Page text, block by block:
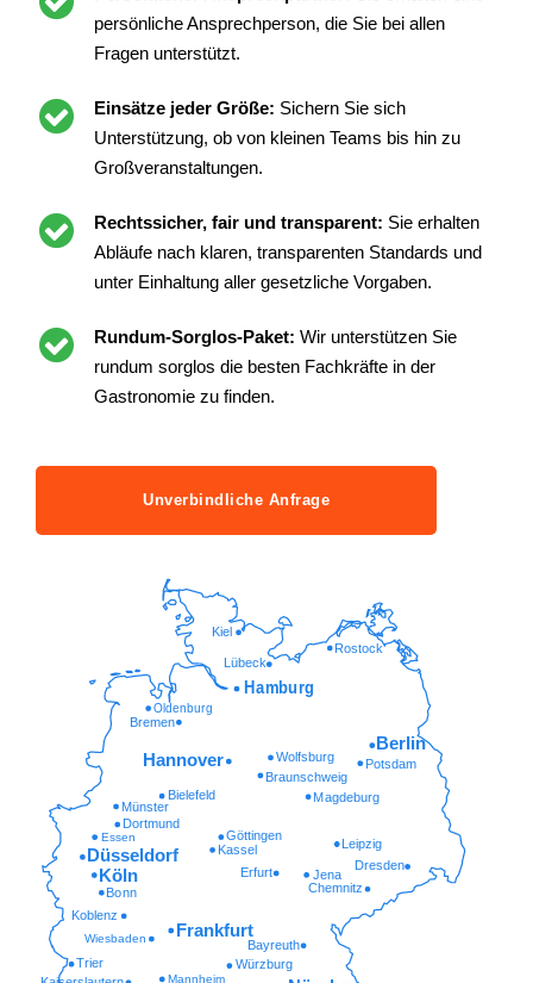
persönliche Ansprechperson, die Sie bei allen
Fragen unterstützt.
Einsätze jeder Größe: Sichern Sie sich
Unterstützung, ob von kleinen Teams bis hin zu
Großveranstaltungen.
Rechtssicher, fair und transparent: Sie erhalten
Abläufe nach klaren, transparenten Standards und
unter Einhaltung aller gesetzliche Vorgaben.
Rundum-Sorglos-Paket: Wir unterstützen Sie
rundum sorglos die besten Fachkräfte in der
Gastronomie zu finden.
Unverbindliche Anfrage
Mannheim
Würzburg
Trier
Wiesbaden Bayreuth
Koblenz
Chemnitz
Bonn
Erfurt Jena
Dresden
Kassel
Göttingen
Essen
Dortmund
Münster
Magdeburg
Bielefeld
Braunschweig
Potsdam
Wolfsburg
Oldenburg
Lübeck
Rostock
Kiel
Frankfurt
Köln
Düsseldorf
Leipzig
Hannover
Berlin
Bremen
Hamburg